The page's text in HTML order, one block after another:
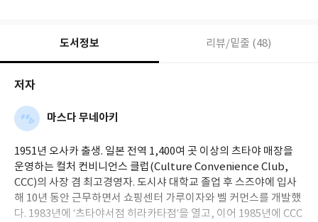
도서정보 리뷰/밑줄 (48)
저자
마스다 무네아키
1951년 오사카 출생. 일본 전역 1,400여 곳 이상의 츠타야 매장을
운영하는 컬처 컨비니언스 클럽(Culture Convenience Club,
CCC)의 사장 겸 최고경영자. 도시샤 대학교 졸업 후 스즈야에 입사
해 10년 동안 근무하면서 쇼핑센터 가루이자와 벨 커먼스를 개발했
다. 1983년에 ‘츠타야서점 히라카타점’을 열고, 이어 1985년에 CCC